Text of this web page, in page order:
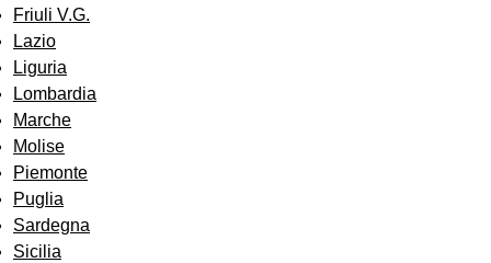
Friuli V.G.
Lazio
Liguria
Lombardia
Marche
Molise
Piemonte
Puglia
Sardegna
Sicilia